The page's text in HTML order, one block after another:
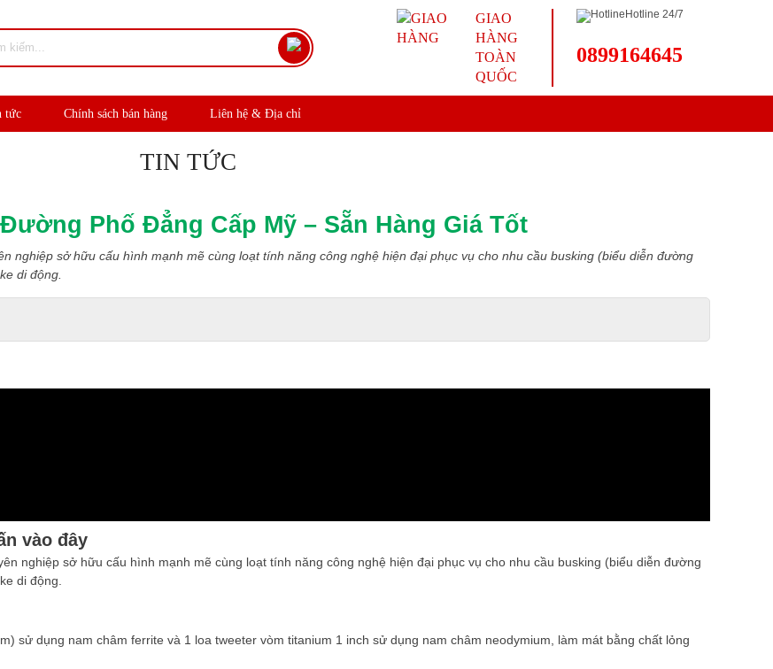
GIAO
HÀNG
TOÀN
QUỐC
Hotline 24/7
0899164645
tức Chính sách bán hàng Liên hệ & Địa chỉ
TIN TỨC
Phố Đẳng Cấp Mỹ – Sẵn Hàng Giá Tốt
nghiệp sở hữu cấu hình mạnh mẽ cùng loạt tính năng công nghệ hiện đại phục vụ cho nhu cầu busking (biểu diễn đường
di động.
vào đây
nghiệp sở hữu cấu hình mạnh mẽ cùng loạt tính năng công nghệ hiện đại phục vụ cho nhu cầu busking (biểu diễn đường
di động.
sử dụng nam châm ferrite và 1 loa tweeter vòm titanium 1 inch sử dụng nam châm neodymium, làm mát bằng chất lỏng